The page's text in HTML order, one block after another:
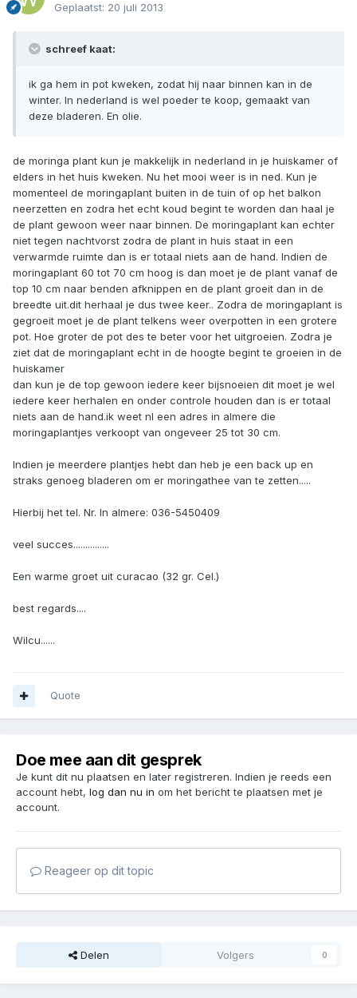
Geplaatst: 20 juli 2013
schreef kaat:
ik ga hem in pot kweken, zodat hij naar binnen kan in de
winter. In nederland is wel poeder te koop, gemaakt van
deze bladeren. En olie.
de moringa plant kun je makkelijk in nederland in je huiskamer of
elders in het huis kweken. Nu het mooi weer is in ned. Kun je
momenteel de moringaplant buiten in de tuin of op het balkon
neerzetten en zodra het echt koud begint te worden dan haal je
de plant gewoon weer naar binnen. De moringaplant kan echter
niet tegen nachtvorst zodra de plant in huis staat in een
verwarmde ruimte dan is er totaal niets aan de hand. Indien de
moringaplant 60 tot 70 cm hoog is dan moet je de plant vanaf de
top 10 cm naar benden afknippen en de plant groeit dan in de
breedte uit.dit herhaal je dus twee keer.. Zodra de moringaplant is
gegroeit moet je de plant telkens weer overpotten in een grotere
pot. Hoe groter de pot des te beter voor het uitgroeien. Zodra je
ziet dat de moringaplant echt in de hoogte begint te groeien in de
huiskamer
dan kun je de top gewoon iedere keer bijsnoeien dit moet je wel
iedere keer herhalen en onder controle houden dan is er totaal
niets aan de hand.ik weet nl een adres in almere die
moringaplantjes verkoopt van ongeveer 25 tot 30 cm.
Indien je meerdere plantjes hebt dan heb je een back up en
straks genoeg bladeren om er moringathee van te zetten.....
Hierbij het tel. Nr. In almere: 036-5450409
veel succes...............
Een warme groet uit curacao (32 gr. Cel.)
best regards....
Wilcu......
Quote
Doe mee aan dit gesprek
Je kunt dit nu plaatsen en later registreren. Indien je reeds een
account hebt, log dan nu in om het bericht te plaatsen met je
account.
Reageer op dit topic
Delen Volgers 0